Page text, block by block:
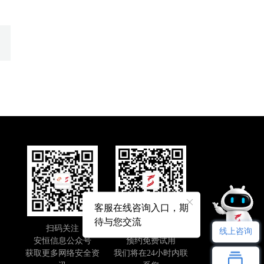
扫码关注
安恒信息公众号
获取更多网络安全资
即刻扫码
预约免费试用
我们将在24小时内联
客服在线咨询入口，期
待与您交流
线上咨询